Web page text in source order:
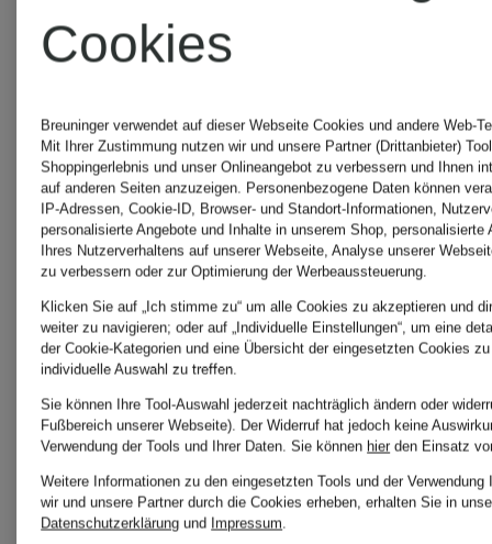
ZIMMERMANN
Cocktailkleid
LUNA
mit
CHF 870
AWAKEN
Cookies
Breuninger verwendet auf dieser Webseite Cookies und andere Web-
Mit Ihrer Zustimmung nutzen wir und unsere Partner (Drittanbieter)
Shoppingerlebnis und unser Onlineangebot zu verbessern und Ihnen
auf anderen Seiten anzuzeigen. Personenbezogene Daten können
IP-Adressen, Cookie-ID, Browser- und Standort-Informationen,
personalisierte Angebote und Inhalte in unserem Shop, personalisierte
Ihres Nutzerverhaltens auf unserer Webseite, Analyse unserer
zu verbessern oder zur Optimierung der Werbeaussteuerung.
Klicken Sie auf „Ich stimme zu“ um alle Cookies zu akzeptieren und
weiter zu navigieren; oder auf „Individuelle Einstellungen“, um eine
der Cookie-Kategorien und eine Übersicht der eingesetzten Cookies
individuelle Auswahl zu treffen.
Sie können Ihre Tool-Auswahl jederzeit nachträglich ändern oder
Fußbereich unserer Webseite). Der Widerruf hat jedoch keine
Verwendung der Tools und Ihrer Daten. Sie können hier den Einsatz
Weitere Informationen zu den eingesetzten Tools und der Verwendung
wir und unsere Partner durch die Cookies erheben, erhalten Sie in
Datenschutzerklärung und Impressum.